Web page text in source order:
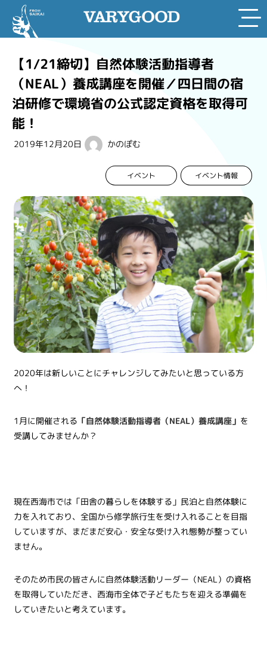
content【1/21締切】自然体験活動指導者
（NEAL）養成講座を開催／四日間の宿
泊研修で環境省の公式認定資格を取得可
能！
2019年12月20日 かのぽむ
イベント イベント情報
2020年は新しいことにチャレンジしてみたいと思っている方
へ！
1月に開催される 「自然体験活動指導者（NEAL）養成講座」 を
受講してみませんか？
現在西海市では「田舎の暮らしを体験する」民泊と自然体験に
力を入れており、全国から修学旅行生を受け入れることを目指
していますが、まだまだ安心・安全な受け入れ態勢が整ってい
ません。
そのため市民の皆さんに自然体験活動リーダー（NEAL）の資格
を取得していただき、西海市全体で子どもたちを迎える準備を
していきたいと考えています。